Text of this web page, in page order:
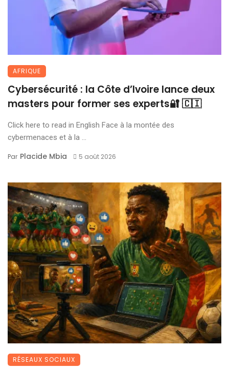
AFRIQUE
Cybersécurité : la Côte d’Ivoire lance deux
masters pour former ses experts🔐 🇨🇮
Click here to read in English Face à la montée des
cybermenaces et à la ...
Par Placide Mbia 5 août 2026
RÉSEAUX SOCIAUX